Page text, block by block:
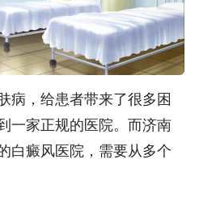
病，给患者带来了很多困
一家正规的医院。而济南
白癜风医院，需要从多个